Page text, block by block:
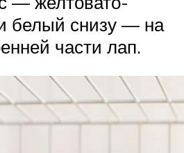
белый снизу — на
части лап.